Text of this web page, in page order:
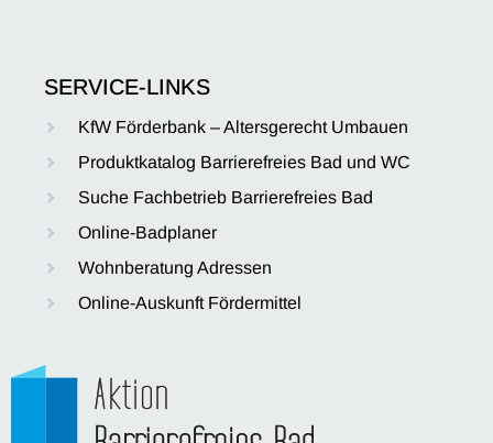
SERVICE-LINKS
KfW Förderbank – Altersgerecht Umbauen
Produktkatalog Barrierefreies Bad und WC
Suche Fachbetrieb Barrierefreies Bad
Online-Badplaner
Wohnberatung Adressen
Online-Auskunft Fördermittel